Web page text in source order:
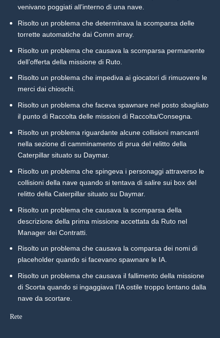
venivano poggiati all’interno di una nave.
Risolto un problema che determinava la scomparsa delle
torrette automatiche dai Comm array.
Risolto un problema che causava la scomparsa permanente
dell’offerta della missione di Ruto.
Risolto un problema che impediva ai giocatori di rimuovere le
merci dai chioschi.
Risolto un problema che faceva spawnare nel posto sbagliato
il punto di Raccolta delle missioni di Raccolta/Consegna.
Risolto un problema riguardante alcune collisioni mancanti
nella sezione di camminamento di prua del relitto della
Caterpillar situato su Daymar.
Risolto un problema che spingeva i personaggi attraverso le
collisioni della nave quando si tentava di salire sui box del
relitto della Caterpillar situato su Daymar.
Risolto un problema che causava la scomparsa della
descrizione della prima missione accettata da Ruto nel
Manager dei Contratti.
Risolto un problema che causava la comparsa dei nomi di
placeholder quando si facevano spawnare le IA.
Risolto un problema che causava il fallimento della missione
di Scorta quando si ingaggiava l’IA ostile troppo lontano dalla
nave da scortare.
Rete